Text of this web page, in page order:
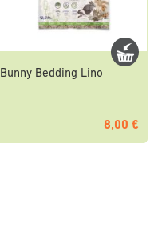
Bunny Bedding Lino
8,00 €